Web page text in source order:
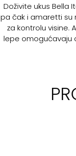
Doživite ukus Bella
pa čak i amaretti su
za kontrolu visine.
lepe omogućavaju